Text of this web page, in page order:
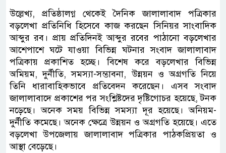
উল্লেখ্য, প্রতিষ্ঠালগ্ন থেকেই দৈনিক জালালাবাদ পত্রিকার
বড়লেখা প্রতিনিধি হিসেবে কাজ করছেন সিনিয়র সাংবাদিক
আব্দুর রব। প্রায় প্রতিদিনই আব্দুর রবের পাঠানো বড়লেখার
আশেপাশে ঘটে যাওয়া বিভিন্ন ঘটনার সংবাদ জালালাবাদ
পত্রিকায় প্রকাশিত হচ্ছে। বিশেষ করে বড়লেখার বিভিন্ন
অমিয়ম, দুর্নীতি, সমস্যা-সম্ভাবনা, উন্নয়ন ও অগ্রগতি নিয়ে
তিনি ধারাবাহিকভাবে প্রতিবেদন করেছেন। এসব সংবাদ
জালালাবাদে প্রকাশের পর সংশ্লিষ্টদের দৃষ্টিগোচর হয়েছে, টনক
নড়েছে। অনেক সময় বিভিন্ন সমস্যা দূর হয়েছে। অনিয়ম-
দুর্নীতি কমেছে। অনেক ক্ষেত্রে উন্নয়ন ও অগ্রগতি হয়েছে। এতে
বড়লেখা উপজেলায় জালালাবাদ পত্রিকার পাঠকপ্রিয়তা ও
আস্থা বেড়েছে।